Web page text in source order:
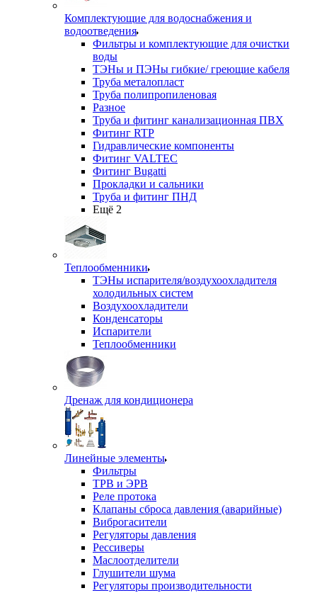
Комплектующие для водоснабжения и
водоотведения
Фильтры и комплектующие для очистки
воды
ТЭНы и ПЭНы гибкие/ греющие кабеля
Труба металопласт
Труба полипропиленовая
Разное
Труба и фитинг канализационная ПВХ
Фитинг RTP
Гидравлические компоненты
Фитинг VALTEC
Фитинг Bugatti
Прокладки и сальники
Труба и фитинг ПНД
Ещё 2
Теплообменники
ТЭНы испарителя/воздухоохладителя
холодильных систем
Воздухоохладители
Конденсаторы
Испарители
Теплообменники
Дренаж для кондиционера
Линейные элементы
Фильтры
ТРВ и ЭРВ
Реле протока
Клапаны сброса давления (аварийные)
Виброгасители
Регуляторы давления
Рессиверы
Маслоотделители
Глушители шума
Регуляторы производительности